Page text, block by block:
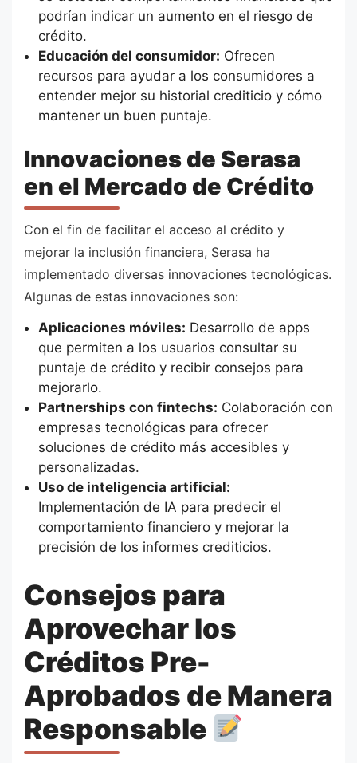
podrían indicar un aumento en el riesgo de
crédito.
Educación del consumidor: Ofrecen
recursos para ayudar a los consumidores a
entender mejor su historial crediticio y cómo
mantener un buen puntaje.
Innovaciones de Serasa
en el Mercado de Crédito
Con el fin de facilitar el acceso al crédito y
mejorar la inclusión financiera, Serasa ha
implementado diversas innovaciones tecnológicas.
Algunas de estas innovaciones son:
Aplicaciones móviles: Desarrollo de apps
que permiten a los usuarios consultar su
puntaje de crédito y recibir consejos para
mejorarlo.
Partnerships con fintechs: Colaboración con
empresas tecnológicas para ofrecer
soluciones de crédito más accesibles y
personalizadas.
Uso de inteligencia artificial:
Implementación de IA para predecir el
comportamiento financiero y mejorar la
precisión de los informes crediticios.
Consejos para
Aprovechar los
Créditos Pre-
Aprobados de Manera
Responsable